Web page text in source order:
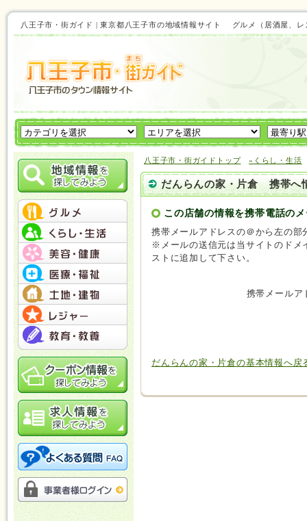
八王子市・街ガイド | 東京都八王子市の地域情報サイト グルメ（居酒屋、
八王子市・街ガイドトップ »くらし・生活
だんらんの家・片倉 携帯へ
この店舗の情報を携帯電話の
携帯メールアドレスの＠から左の
※メールの送信元は当サイトのドメ
ストに追加して下さい。
携帯メールア
だんらんの家・片倉の基本情報へ戻